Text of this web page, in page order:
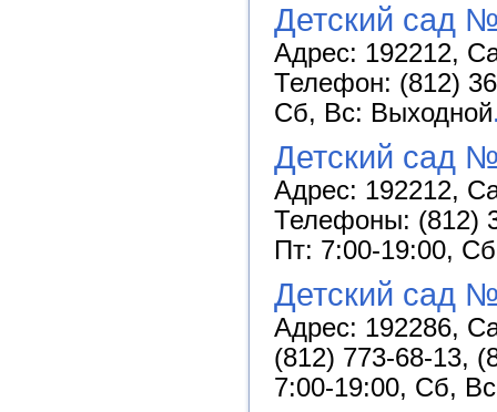
Детский сад
Адрес: 192212,
Телефон: (812)
Сб, Вс: Выходной
Детский сад
Адрес: 192212,
Телефоны: (812)
Пт: 7:00-19:00,
Детский сад
Адрес: 192286,
(812) 773-68-13,
7:00-19:00, Сб,